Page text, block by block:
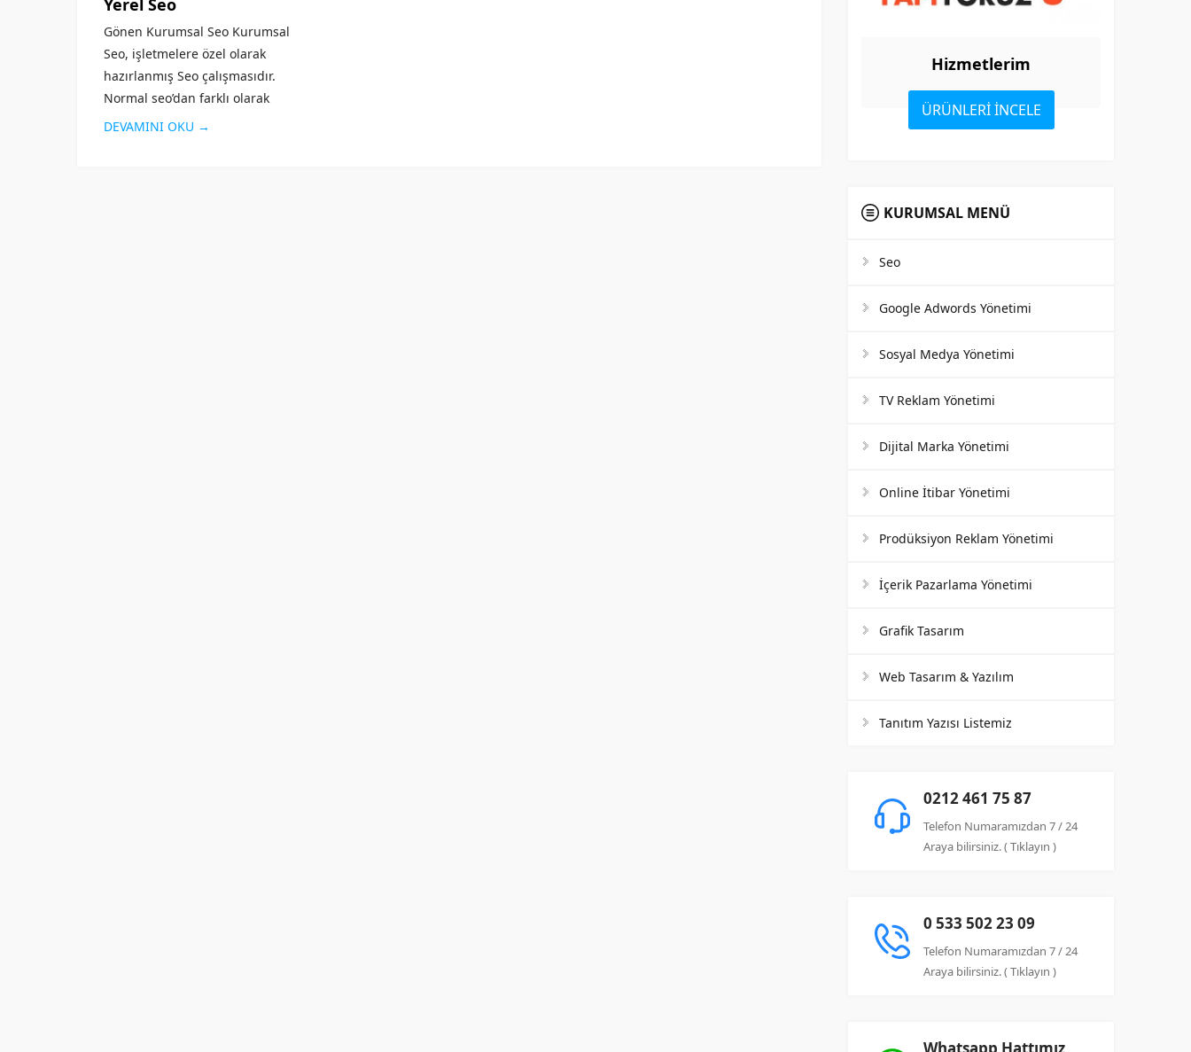
Yerel Seo
Gönen Kurumsal Seo Kurumsal
Seo, işletmelere özel olarak
hazırlanmış Seo çalışmasıdır.
Normal seo’dan farklı olarak
işletmenin geniş kesimlere
DEVAMINI OKU →
Hizmetlerim
ÜRÜNLERİ İNCELE
KURUMSAL MENÜ
Seo
Google Adwords Yönetimi
Sosyal Medya Yönetimi
TV Reklam Yönetimi
Dijital Marka Yönetimi
Online İtibar Yönetimi
Prodüksiyon Reklam Yönetimi
İçerik Pazarlama Yönetimi
Grafik Tasarım
Web Tasarım & Yazılım
Tanıtım Yazısı Listemiz
0212 461 75 87
Telefon Numaramızdan 7 / 24
Araya bilirsiniz. ( Tıklayın )
0 533 502 23 09
Telefon Numaramızdan 7 / 24
Araya bilirsiniz. ( Tıklayın )
Whatsapp Hattımız